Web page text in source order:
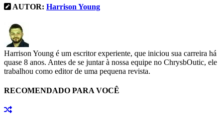
AUTOR: Harrison Young
Harrison Young é um escritor experiente, que iniciou sua carreira há
quase 8 anos. Antes de se juntar à nossa equipe no ChrysbOutic, ele
trabalhou como editor de uma pequena revista.
RECOMENDADO PARA VOCÊ